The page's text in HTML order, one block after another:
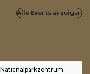
Nationalparkzentrum
Alle Events anzeigen